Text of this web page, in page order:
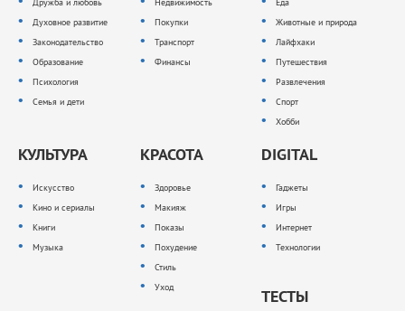
Духовное развитие
Законодательство
Образование
Психология
Семья и дети
Покупки
Транспорт
Финансы
Животные и природа
Лайфхаки
Путешествия
Развлечения
Спорт
Хобби
КУЛЬТУРА
Искусство
Кино и сериалы
Книги
Музыка
КРАСОТА
Здоровье
Макияж
Показы
Похудение
Стиль
Уход
DIGITAL
Гаджеты
Игры
Интернет
Технологии
ТЕСТЫ